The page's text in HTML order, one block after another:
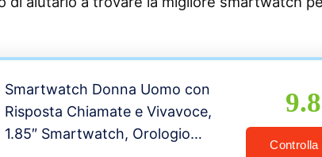
Smartwatch Donna Uomo con
Risposta Chiamate e Vivavoce,
1.85″ Smartwatch, Orologio
9.8
Controlla